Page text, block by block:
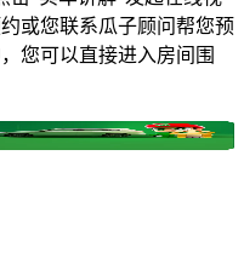
或您联系瓜子顾问帮您预
您可以直接进入房间围